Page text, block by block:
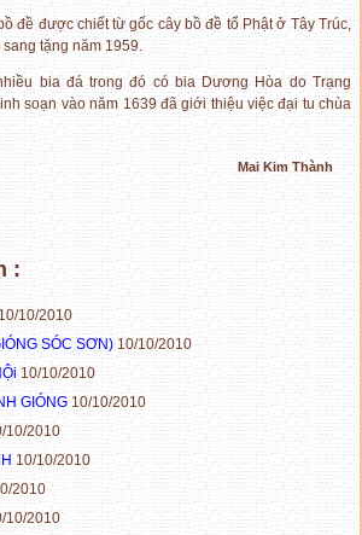
đề được chiết từ gốc cây bồ đề tổ Phật ở Tây Trúc,
tặng năm 1959.
bia đá trong đó có bia Dương Hòa do Trạng
soạn vào năm 1639 đã giới thiệu việc đại tu chùa
Mai Kim Thành
:
10/10/2010
SÓC SƠN) 10/10/2010
10/10/2010
GIÓNG 10/10/2010
10/2010
10/10/2010
2010
10/2010